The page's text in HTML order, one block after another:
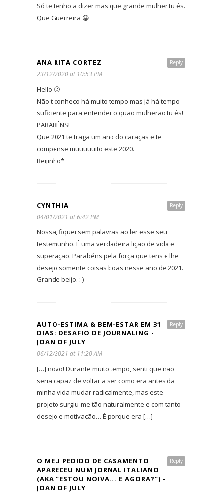
Só te tenho a dizer mas que grande mulher tu és.
Que Guerreira 😀
Reply
ANA RITA CORTEZ
23/12/2020 at 10:53 PM
Hello 🙂
Não t conheço há muito tempo mas já há tempo
suficiente para entender o quão mulherão tu és!
PARABÉNS!
Que 2021 te traga um ano do caraças e te
compense muuuuuito este 2020.
Beijinho*
Reply
CYNTHIA
04/01/2021 at 6:42 PM
Nossa, fiquei sem palavras ao ler esse seu
testemunho. É uma verdadeira lição de vida e
superaçao. Parabéns pela força que tens e lhe
desejo somente coisas boas nesse ano de 2021.
Grande beijo. : )
Reply
AUTO-ESTIMA & BEM-ESTAR EM 31
DIAS: DESAFIO DE JOURNALING -
JOAN OF JULY
06/12/2021 at 11:20 AM
[…] novo! Durante muito tempo, senti que não
seria capaz de voltar a ser como era antes da
minha vida mudar radicalmente, mas este
projeto surgiu-me tão naturalmente e com tanto
desejo e motivação… É porque era […]
Reply
O MEU PEDIDO DE CASAMENTO
APARECEU NUM JORNAL ITALIANO
(AKA "ESTOU NOIVA... E AGORA?") -
JOAN OF JULY